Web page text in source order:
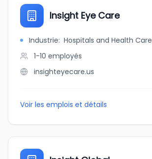
Insight Eye Care
Industrie: Hospitals and Health Care
1-10 employés
insighteyecare.us
Voir les emplois et détails